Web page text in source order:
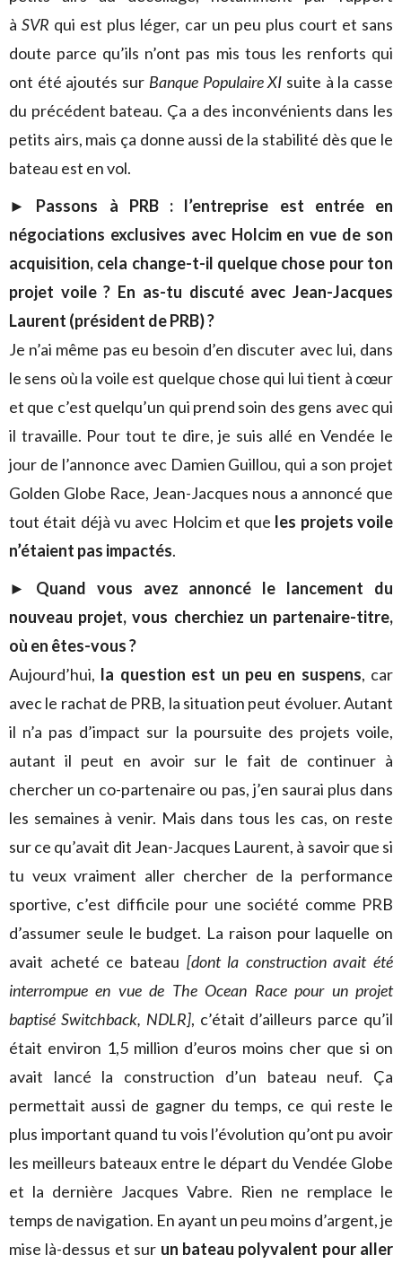
àSVR qui est plus léger, car un peu plus court et sans
doute parce qu’ils n’ont pas mis tous les renforts qui
ont été ajoutés sur Banque Populaire XI suite à la casse
du précédent bateau. Ça a des inconvénients dans les
petits airs, mais ça donne aussi de la stabilité dès que le
bateau est en vol.
► Passons à PRB : l’entreprise est entrée en
négociations exclusives avec Holcim en vue de son
acquisition, cela change-t-il quelque chose pour ton
projet voile ? En as-tu discuté avec Jean-Jacques
Laurent (président de PRB) ?
Je n’ai même pas eu besoin d’en discuter avec lui, dans
le sens où la voile est quelque chose qui lui tient à cœur
et que c’est quelqu’un qui prend soin des gens avec qui
il travaille. Pour tout te dire, je suis allé en Vendée le
jour de l’annonce avec Damien Guillou, qui a son projet
Golden Globe Race, Jean-Jacques nous a annoncé que
tout était déjà vu avec Holcim et que les projets voile
n’étaient pas impactés.
► Quand vous avez annoncé le lancement du
nouveau projet, vous cherchiez un partenaire-titre,
où en êtes-vous ?
Aujourd’hui, la question est un peu en suspens, car
avec le rachat de PRB, la situation peut évoluer. Autant
il n’a pas d’impact sur la poursuite des projets voile,
autant il peut en avoir sur le fait de continuer à
chercher un co-partenaire ou pas, j’en saurai plus dans
les semaines à venir. Mais dans tous les cas, on reste
sur ce qu’avait dit Jean-Jacques Laurent, à savoir que si
tu veux vraiment aller chercher de la performance
sportive, c’est difficile pour une société comme PRB
d’assumer seule le budget. La raison pour laquelle on
avait acheté ce bateau [dont la construction avait été
interrompue en vue de The Ocean Race pour un projet
baptisé Switchback, NDLR], c’était d’ailleurs parce qu’il
était environ 1,5 million d’euros moins cher que si on
avait lancé la construction d’un bateau neuf. Ça
permettait aussi de gagner du temps, ce qui reste le
plus important quand tu vois l’évolution qu’ont pu avoir
les meilleurs bateaux entre le départ du Vendée Globe
et la dernière Jacques Vabre. Rien ne remplace le
temps de navigation. En ayant un peu moins d’argent, je
mise là-dessus et sur un bateau polyvalent pour aller